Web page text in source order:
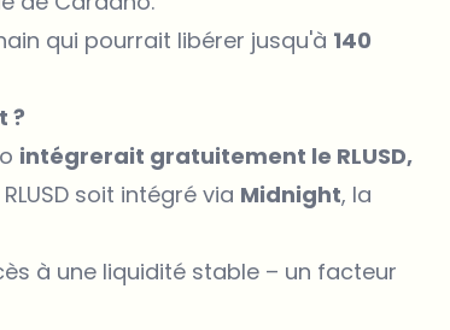
qui pourrait libérer jusqu'à 140
?
intégrerait gratuitement le RLUSD,
soit intégré via Midnight, la
à une liquidité stable – un facteur